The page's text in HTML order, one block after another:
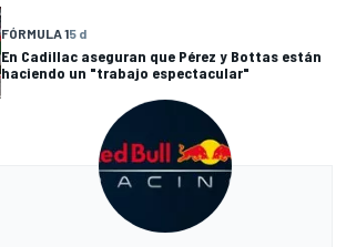
FÓRMULA 15 d
En Cadillac aseguran que Pérez y Bottas están
haciendo un "trabajo espectacular"